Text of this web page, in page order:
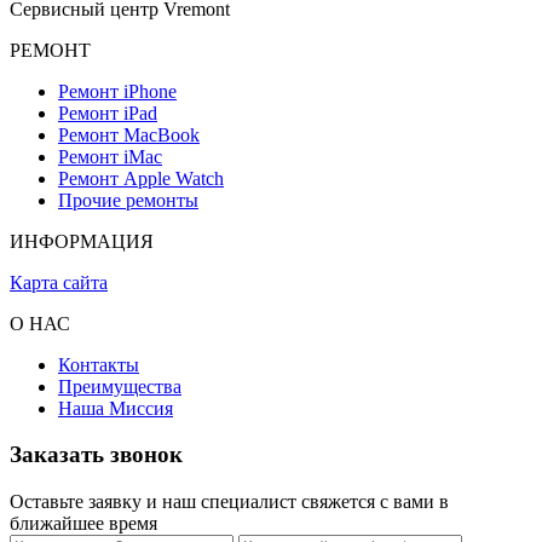
Сервисный центр Vremont
РЕМОНТ
Ремонт iPhone
Ремонт iPad
Ремонт MacBook
Ремонт iMac
Ремонт Apple Watch
Прочие ремонты
ИНФОРМАЦИЯ
Карта сайта
О НАС
Контакты
Преимущества
Наша Миссия
Заказать звонок
Оставьте заявку и наш специалист свяжется с вами в
ближайшее время